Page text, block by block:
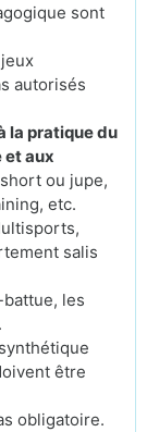
sont
autorisés
la pratique du
et aux
ou jupe,
etc.
salis
les
être
obligatoire.